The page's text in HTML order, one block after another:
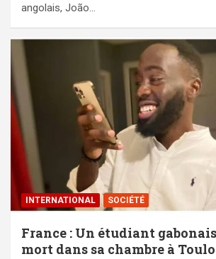
angolais, João…
INTERNATIONAL SOCIÉTÉ
France : Un étudiant
mort dans sa chambre à